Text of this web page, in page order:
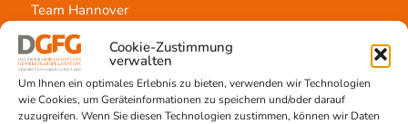
Cookie-Zustimmung
verwalten
Um Ihnen ein optimales Erlebnis zu bieten, verwenden wir Technologien
wie Cookies, um Geräteinformationen zu speichern und/oder darauf
zuzugreifen. Wenn Sie diesen Technologien zustimmen, können wir Daten
Team Hannover
Spendestandorte
Vermittlungsstelle